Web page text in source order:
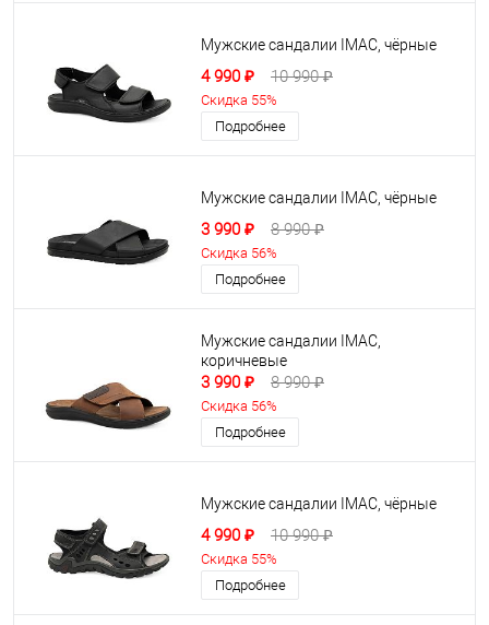
Мужские сандалии IMAC, чёрные
4 990 ₽ 10 990 ₽
Скидка 55%
Подробнее
Мужские сандалии IMAC, чёрные
3 990 ₽ 8 990 ₽
Скидка 56%
Подробнее
Мужские сандалии IMAC,
коричневые
3 990 ₽ 8 990 ₽
Скидка 56%
Подробнее
Мужские сандалии IMAC, чёрные
4 990 ₽ 10 990 ₽
Скидка 55%
Подробнее